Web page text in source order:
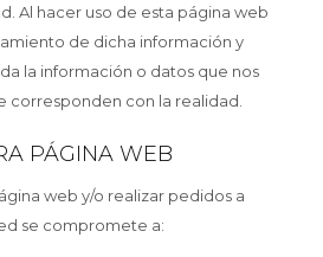
Al hacer uso de esta página web
de dicha información y
la información o datos que nos
corresponden con la realidad.
PÁGINA WEB
web y/o realizar pedidos a
se compromete a: